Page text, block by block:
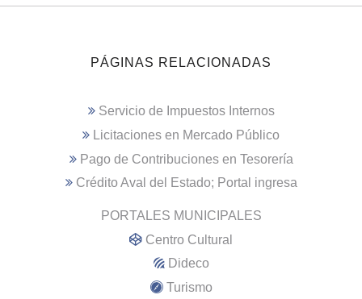
PÁGINAS RELACIONADAS
Servicio de Impuestos Internos
Licitaciones en Mercado Público
Pago de Contribuciones en Tesorería
Crédito Aval del Estado; Portal ingresa
PORTALES MUNICIPALES
Centro Cultural
Dideco
Turismo